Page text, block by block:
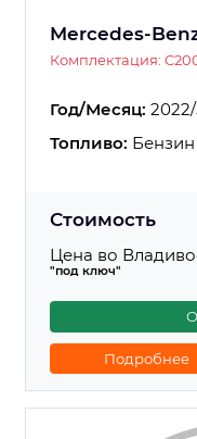
Mercedes-
Комплектация:
Год/Месяц:
Топливо: Бензин
Стоимость
Цена во
"под ключ"
Подробнее